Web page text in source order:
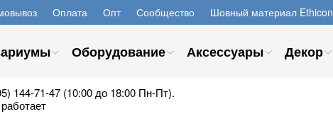
Оплата Опт Сообщество Шовный материал Ethicon
Оборудование Аксессуары Декор
144-71-47 (10:00 до 18:00 Пн-Пт).